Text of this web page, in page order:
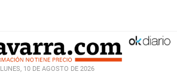
LUNES, 10 DE AGOSTO DE 2026